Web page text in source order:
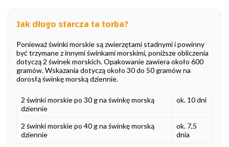
Jak długo starcza ta torba?
Ponieważ świnki morskie są zwierzętami stadnymi i powinny
być trzymane z innymi świnkami morskimi, poniższe obliczenia
dotyczą 2 świnek morskich. Opakowanie zawiera około 600
gramów. Wskazania dotyczą około 30 do 50 gramów na
dorosłą świnkę morską dziennie.
2 świnki morskie po 30 g na świnkę morską
dziennie
ok. 10 dni
2 świnki morskie po 40 g na świnkę morską
dziennie
ok. 7,5
dnia